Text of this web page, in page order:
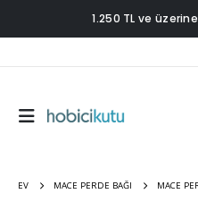
1.250 TL ve üzerine
EV MACE PERDE BAĞI MACE